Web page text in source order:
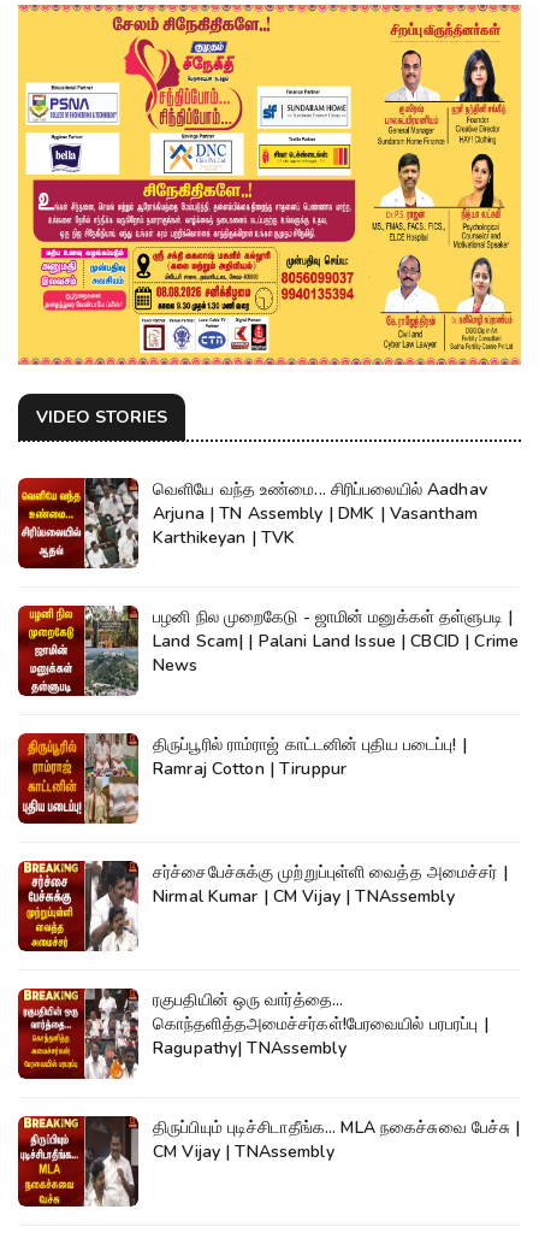
VIDEO STORIES
வெளியே வந்த உண்மை... சிரிப்பலையில் Aadhav
Arjuna | TN Assembly | DMK | Vasantham
Karthikeyan | TVK
பழனி நில முறைகேடு - ஜாமின் மனுக்கள் தள்ளுபடி |
Land Scam| | Palani Land Issue | CBCID | Crime
News
திருப்பூரில் ராம்ராஜ் காட்டனின் புதிய படைப்பு! |
Ramraj Cotton | Tiruppur
சர்ச்சைபேச்சுக்கு முற்றுப்புள்ளி வைத்த அமைச்சர் |
Nirmal Kumar | CM Vijay | TNAssembly
ரகுபதியின் ஒரு வார்த்தை...
கொந்தளித்தஅமைச்சர்கள்!பேரவையில் பரபரப்பு |
Ragupathy| TNAssembly
திருப்பியும் புடிச்சிடாதீங்க... MLA நகைச்சுவை பேச்சு |
CM Vijay | TNAssembly